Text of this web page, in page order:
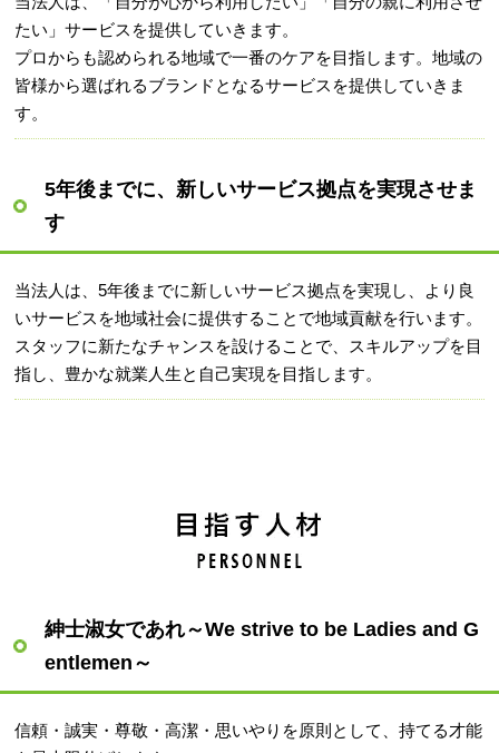
たい」サービスを提供していきます。
プロからも認められる地域で一番のケアを目指します。地域の
皆様から選ばれるブランドとなるサービスを提供していきま
す。
5年後までに、新しいサービス拠点を実現させま
す
当法人は、5年後までに新しいサービス拠点を実現し、より良
いサービスを地域社会に提供することで地域貢献を行います。
スタッフに新たなチャンスを設けることで、スキルアップを目
指し、豊かな就業人生と自己実現を目指します。
紳士淑女であれ～We strive to be Ladies and G
entlemen～
信頼・誠実・尊敬・高潔・思いやりを原則として、持てる才能